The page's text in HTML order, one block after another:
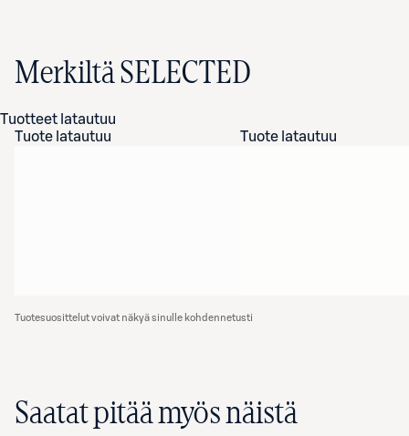
Merkiltä SELECTED
Tuotteet latautuu
Tuote latautuu
Tuote latautuu
Tuotesuosittelut voivat näkyä sinulle kohdennetusti
Saatat pitää myös näistä